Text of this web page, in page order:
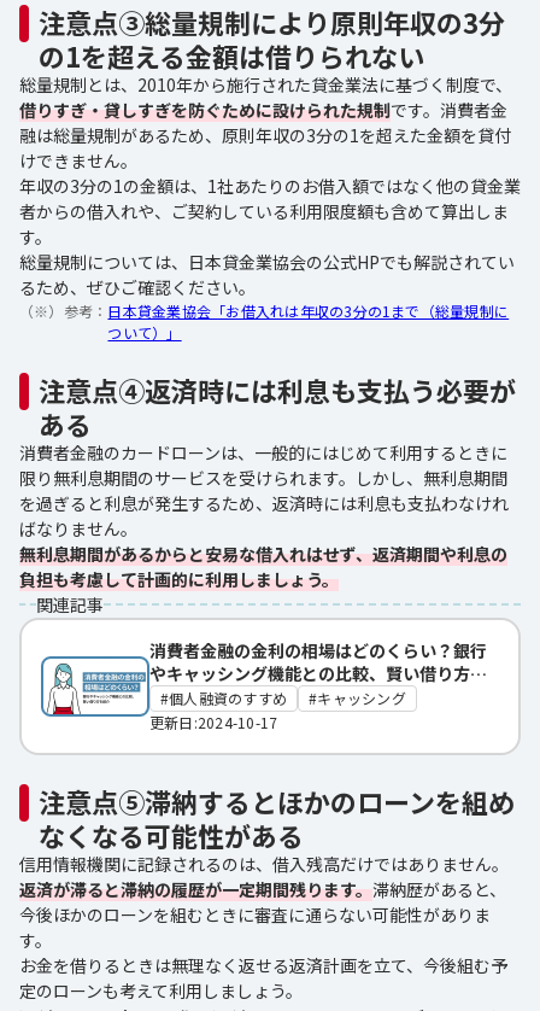
注意点③総量規制により原則年収の3分
の1を超える金額は借りられない
総量規制とは、2010年から施行された貸金業法に基づく制度で、
借りすぎ・貸しすぎを防ぐために設けられた規制です。消費者金
融は総量規制があるため、原則年収の3分の1を超えた金額を貸付
けできません。
年収の3分の1の金額は、1社あたりのお借入額ではなく他の貸金業
者からの借入れや、ご契約している利用限度額も含めて算出しま
す。
総量規制については、日本貸金業協会の公式HPでも解説されてい
るため、ぜひご確認ください。
（※）参考： 日本貸金業協会「お借入れは年収の3分の1まで（総量規制に
ついて）」
注意点④返済時には利息も支払う必要が
ある
消費者金融のカードローンは、一般的にはじめて利用するときに
限り無利息期間のサービスを受けられます。しかし、無利息期間
を過ぎると利息が発生するため、返済時には利息も支払わなけれ
ばなりません。
無利息期間があるからと安易な借入れはせず、返済期間や利息の
負担も考慮して計画的に利用しましょう。
関連記事
消費者金融の金利の相場はどのくらい？銀行
やキャッシング機能との比較、賢い借り方を
紹介個人融資のすすめ
キャッシング
更新日:2024-10-17
注意点⑤滞納するとほかのローンを組め
なくなる可能性がある
信用情報機関に記録されるのは、借入残高だけではありません。
返済が滞ると滞納の履歴が一定期間残ります。滞納歴があると、
今後ほかのローンを組むときに審査に通らない可能性がありま
す。
お金を借りるときは無理なく返せる返済計画を立て、今後組む予
定のローンも考えて利用しましょう。